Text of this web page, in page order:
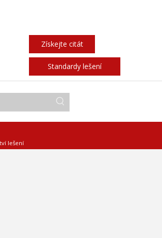
Získejte citát
Standardy lešení
lešení